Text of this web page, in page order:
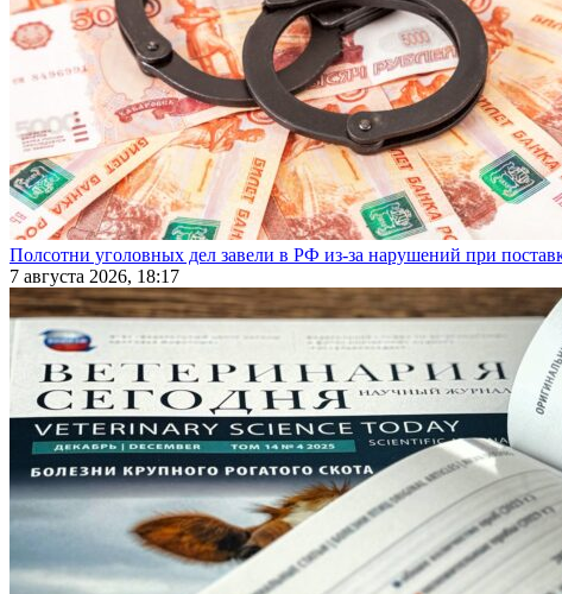
Полсотни уголовных дел завели в РФ из-за нарушений при
7 августа 2026, 18:17